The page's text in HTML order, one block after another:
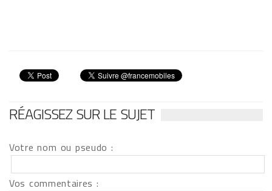
RÉAGISSEZ SUR LE SUJET
Votre nom ou pseudo :
Vos commentaires :